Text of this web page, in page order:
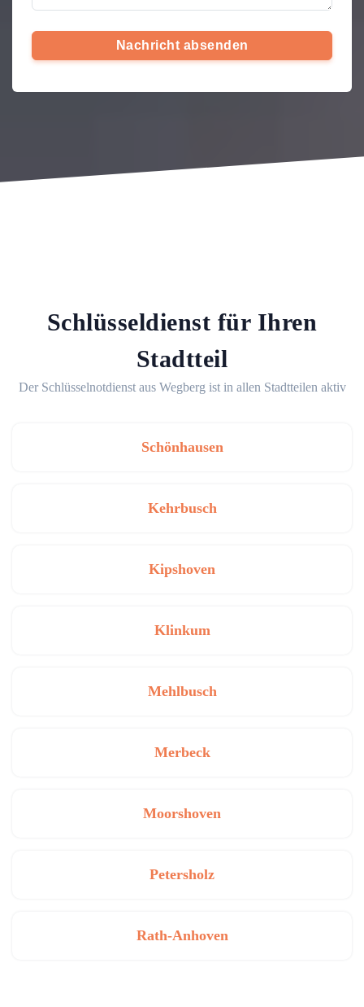
Nachricht absenden
Schlüsseldienst für Ihren
Stadtteil
Der Schlüsselnotdienst aus Wegberg ist in allen Stadtteilen aktiv
Schönhausen
Kehrbusch
Kipshoven
Klinkum
Mehlbusch
Merbeck
Moorshoven
Petersholz
Rath-Anhoven